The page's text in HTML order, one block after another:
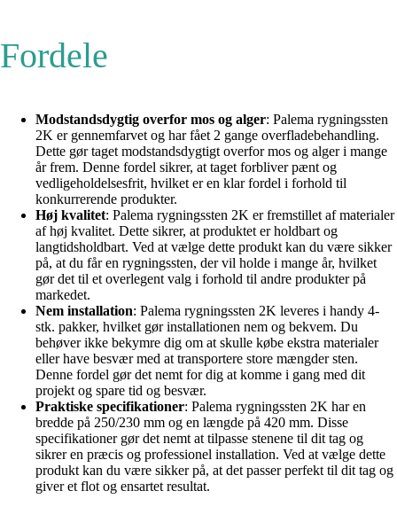
Fordele
Modstandsdygtig overfor mos og alger: Palema rygningssten
2K er gennemfarvet og har fået 2 gange overfladebehandling.
Dette gør taget modstandsdygtigt overfor mos og alger i mange
år frem. Denne fordel sikrer, at taget forbliver pænt og
vedligeholdelsesfrit, hvilket er en klar fordel i forhold til
konkurrerende produkter.
Høj kvalitet: Palema rygningssten 2K er fremstillet af materialer
af høj kvalitet. Dette sikrer, at produktet er holdbart og
langtidsholdbart. Ved at vælge dette produkt kan du være sikker
på, at du får en rygningssten, der vil holde i mange år, hvilket
gør det til et overlegent valg i forhold til andre produkter på
markedet.
Nem installation: Palema rygningssten 2K leveres i handy 4-
stk. pakker, hvilket gør installationen nem og bekvem. Du
behøver ikke bekymre dig om at skulle købe ekstra materialer
eller have besvær med at transportere store mængder sten.
Denne fordel gør det nemt for dig at komme i gang med dit
projekt og spare tid og besvær.
Praktiske specifikationer: Palema rygningssten 2K har en
bredde på 250/230 mm og en længde på 420 mm. Disse
specifikationer gør det nemt at tilpasse stenene til dit tag og
sikrer en præcis og professionel installation. Ved at vælge dette
produkt kan du være sikker på, at det passer perfekt til dit tag og
giver et flot og ensartet resultat.